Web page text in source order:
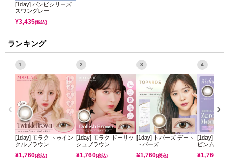
[1day] バンビシリーズ
スワングレー
¥3,435(税込)
ランキング
1
[1day] モラク トゥイン
クルブラウン
¥1,760(税込)
2
[1day] モラク ドーリッ
シュブラウン
¥1,760(税込)
3
[1day] トパーズ デート
トパーズ
¥1,760(税込)
4
[1day] ミレ
ピンムーン
¥1,760